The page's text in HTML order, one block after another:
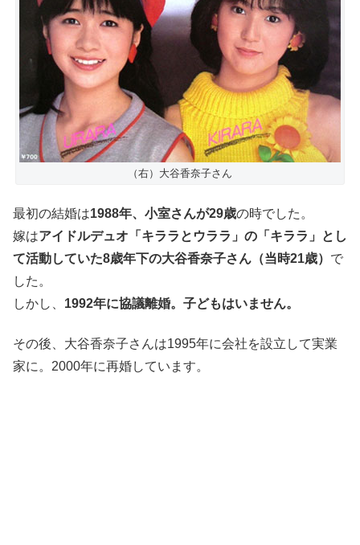
（右）大谷香奈子さん
最初の結婚は1988年、小室さんが29歳の時でした。
嫁はアイドルデュオ「キララとウララ」の「キララ」とし
て活動していた8歳年下の大谷香奈子さん（当時21歳） で
した。
しかし、 1992年に協議離婚。子どもはいません。
その後、大谷香奈子さんは1995年に会社を設立して実業
家に。2000年に再婚しています。